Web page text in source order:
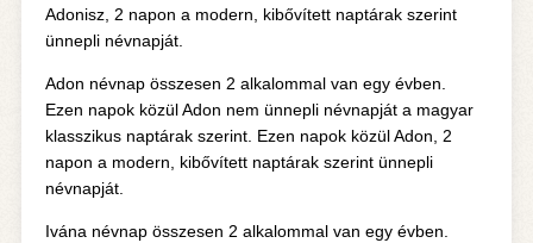
Adonisz, 2 napon a modern, kibővített naptárak szerint
ünnepli névnapját.
Adon névnap összesen 2 alkalommal van egy évben.
Ezen napok közül Adon nem ünnepli névnapját a magyar
klasszikus naptárak szerint. Ezen napok közül Adon, 2
napon a modern, kibővített naptárak szerint ünnepli
névnapját.
Ivána névnap összesen 2 alkalommal van egy évben.